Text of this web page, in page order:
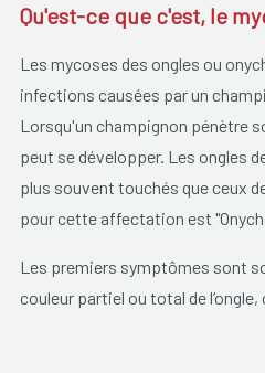
Qu'est-ce que c'est, le
Les mycoses des ongles ou
infections causées par un
Lorsqu'un champignon pénètre
peut se développer. L es ongles
plus souvent touchés que ceux
pour cette affectation est
Les premiers symptômes sont
couleur partiel ou total de